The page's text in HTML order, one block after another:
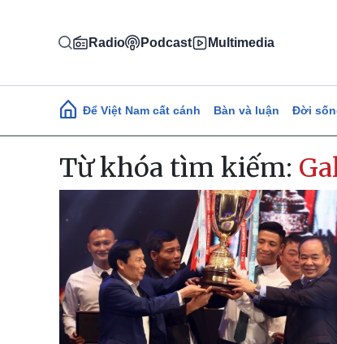
Radio Podcast Multimedia
Main navigation
Để Việt Nam cất cánh Bàn và luận Đời
Từ khóa tìm kiếm: